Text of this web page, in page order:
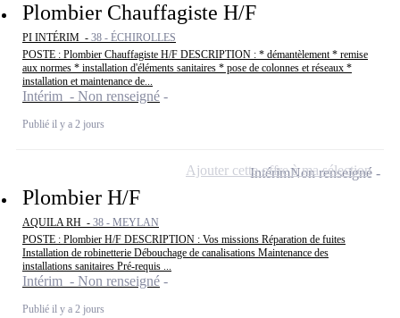
Plombier Chauffagiste H/F
PI INTÉRIM - 38 - ÉCHIROLLES
POSTE : Plombier Chauffagiste H/F DESCRIPTION : * démantèlement * remise
aux normes * installation d'éléments sanitaires * pose de colonnes et réseaux *
installation et maintenance de...
Intérim - Non renseigné
Publié il y a 2 jours
Plombier H/F
AQUILA RH - 38 - MEYLAN
POSTE : Plombier H/F DESCRIPTION : Vos missions Réparation de fuites
Installation de robinetterie Débouchage de canalisations Maintenance des
installations sanitaires Pré-requis ...
Intérim - Non renseigné
Publié il y a 2 jours
IntérimNon renseigné
Ajouter cette offre à ma sélection